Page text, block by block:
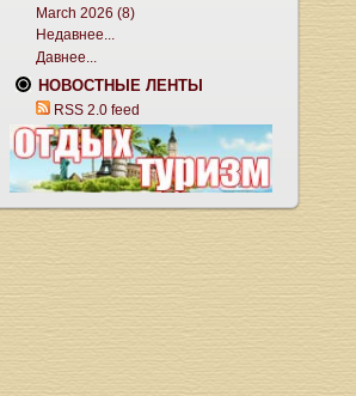
March 2026 (8)
Недавнее...
Давнее...
НОВОСТНЫЕ ЛЕНТЫ
RSS 2.0 feed